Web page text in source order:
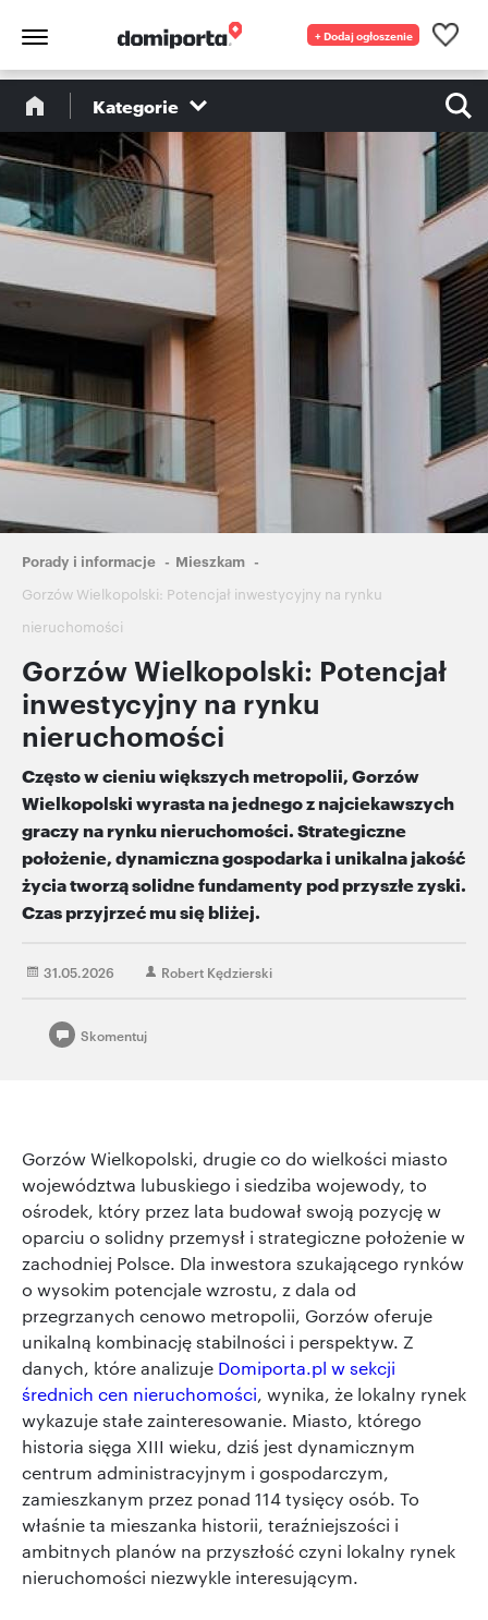
+ Dodaj ogłoszenie
Kategorie
Ścieżka
nawigacyjna
Porady i informacje
Mieszkam
Gorzów Wielkopolski: Potencjał inwestycyjny na rynku
nieruchomości
Gorzów Wielkopolski: Potencjał
inwestycyjny na rynku
nieruchomości
Często w cieniu większych metropolii, Gorzów
Wielkopolski wyrasta na jednego z najciekawszych
graczy na rynku nieruchomości. Strategiczne
położenie, dynamiczna gospodarka i unikalna jakość
życia tworzą solidne fundamenty pod przyszłe zyski.
Czas przyjrzeć mu się bliżej.
31.05.2026 Robert Kędzierski
Skomentuj
Gorzów Wielkopolski, drugie co do wielkości miasto
województwa lubuskiego i siedziba wojewody, to
ośrodek, który przez lata budował swoją pozycję w
oparciu o solidny przemysł i strategiczne położenie w
zachodniej Polsce. Dla inwestora szukającego rynków
o wysokim potencjale wzrostu, z dala od
przegrzanych cenowo metropolii, Gorzów oferuje
unikalną kombinację stabilności i perspektyw. Z
danych, które analizuje Domiporta.pl w sekcji
średnich cen nieruchomości, wynika, że lokalny rynek
wykazuje stałe zainteresowanie. Miasto, którego
historia sięga XIII wieku, dziś jest dynamicznym
centrum administracyjnym i gospodarczym,
zamieszkanym przez ponad 114 tysięcy osób. To
właśnie ta mieszanka historii, teraźniejszości i
ambitnych planów na przyszłość czyni lokalny rynek
nieruchomości niezwykle interesującym.